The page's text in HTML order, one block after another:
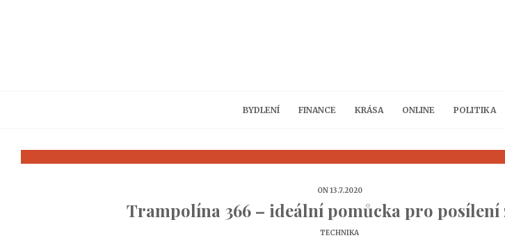
BYDLENÍ FINANCE KRÁSA ONLINE POLITIKA
ON 13.7.2020
Trampolína 366 – ideální pomůcka pro posílení
TECHNIKA